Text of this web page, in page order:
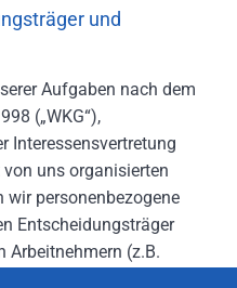
und
Aufgaben nach dem
(„WKG“),
Interessensvertretung
uns organisierten
wir personenbezogene
Entscheidungsträger
Arbeitnehmern (z.B.